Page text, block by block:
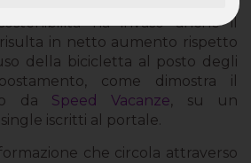
ha invaso anche il
in netto aumento rispetto
della bicicletta al posto degli
come dimostra il
da Speed Vacanze, su un
iscritti al portale.
che circola attraverso